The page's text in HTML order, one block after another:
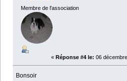
Membre de l'association
« Réponse #4 le: 06
Bonsoir